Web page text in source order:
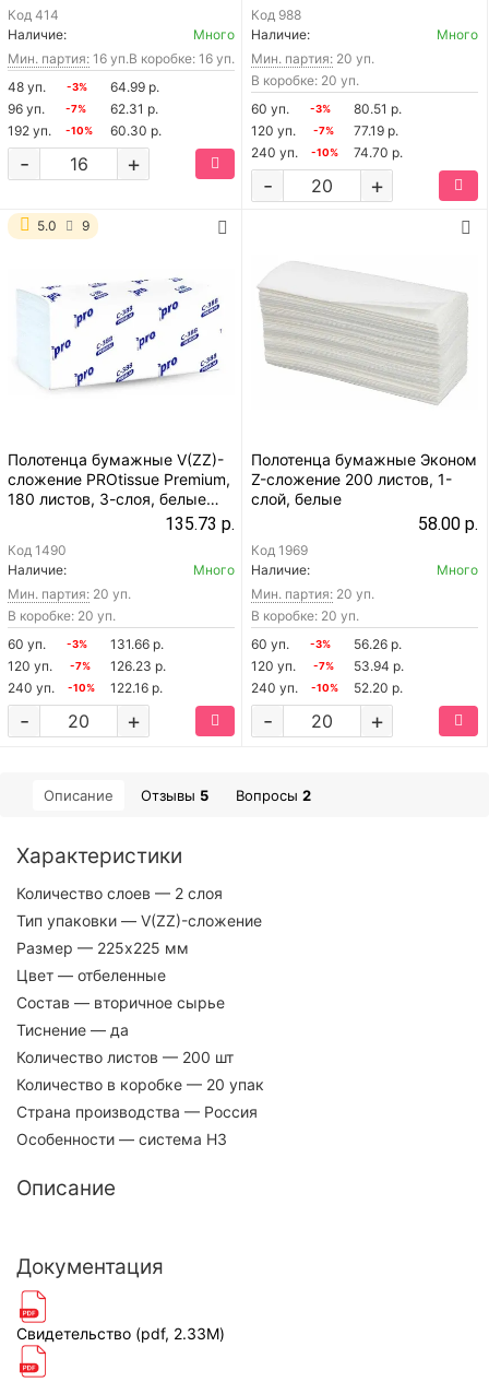
Код 414
Наличие:
Много
Мин. партия: 16 уп.В коробке: 16 уп.
48 уп.
-3%
64.99 р.
96 уп.
-7%
62.31 р.
192 уп.
-10% 60.30 р.
+
-
Код 988
Наличие:
Много
Мин. партия: 20 уп.
В коробке: 20 уп.
60 уп.
-3%
80.51 р.
120 уп.
-7%
77.19 р.
240 уп.
-10% 74.70 р.
+
-
5.0 9
Полотенца бумажные V(ZZ)-
сложение PROtissue Premium,
180 листов, 3-слоя, белые
135.73 р.
Код 1490
Наличие:
Много
Мин. партия: 20 уп.
В коробке: 20 уп.
60 уп.
-3%
131.66 р.
120 уп.
-7%
126.23 р.
240 уп.
-10% 122.16 р.
+
-
Полотенца бумажные Эконом
Z-сложение 200 листов, 1-
слой, белые
58.00 р.
Код 1969
Наличие:
Много
Мин. партия: 20 уп.
В коробке: 20 уп.
60 уп.
-3%
56.26 р.
120 уп.
-7%
53.94 р.
240 уп.
-10% 52.20 р.
+
-
Описание Отзывы 5 Вопросы 2
Характеристики
Количество слоев — 2 слоя
Тип упаковки — V(ZZ)-сложение
Размер — 225х225 мм
Цвет — отбеленные
Состав — вторичное сырье
Тиснение — да
Количество листов — 200 шт
Количество в коробке — 20 упак
Страна производства — Россия
Особенности — система H3
Описание
Документация
Свидетельство (pdf, 2.33M)